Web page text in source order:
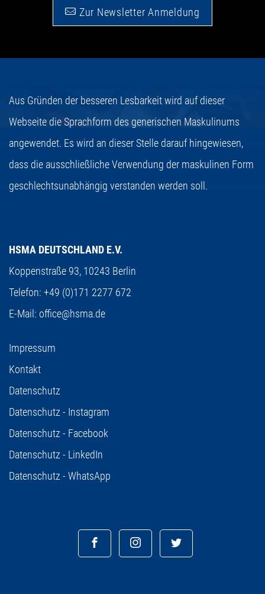
Zur Newsletter Anmeldung
Aus Gründen der besseren Lesbarkeit wird auf dieser
Webseite die Sprachform des generischen Maskulinums
angewendet. Es wird an dieser Stelle darauf hingewiesen,
dass die ausschließliche Verwendung der maskulinen Form
geschlechtsunabhängig verstanden werden soll.
HSMA DEUTSCHLAND E.V.
Koppenstraße 93, 10243 Berlin
Telefon: +49 (0)171 2277 672
E-Mail: office@hsma.de
Impressum
Kontakt
Datenschutz
Datenschutz - Instagram
Datenschutz - Facebook
Datenschutz - LinkedIn
Datenschutz - WhatsApp